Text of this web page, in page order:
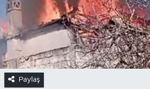
Paylaş